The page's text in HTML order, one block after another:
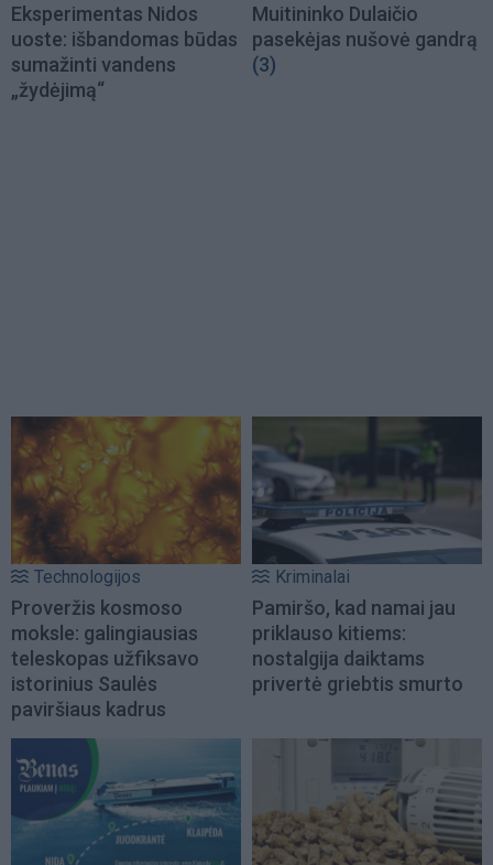
Eksperimentas Nidos
uoste: išbandomas būdas
sumažinti vandens
„žydėjimą“
Muitininko Dulaičio
pasekėjas nušovė gandrą
(3)
Technologijos
Proveržis kosmoso
moksle: galingiausias
teleskopas užfiksavo
istorinius Saulės
paviršiaus kadrus
Kriminalai
Pamiršo, kad namai jau
priklauso kitiems:
nostalgija daiktams
privertė griebtis smurto